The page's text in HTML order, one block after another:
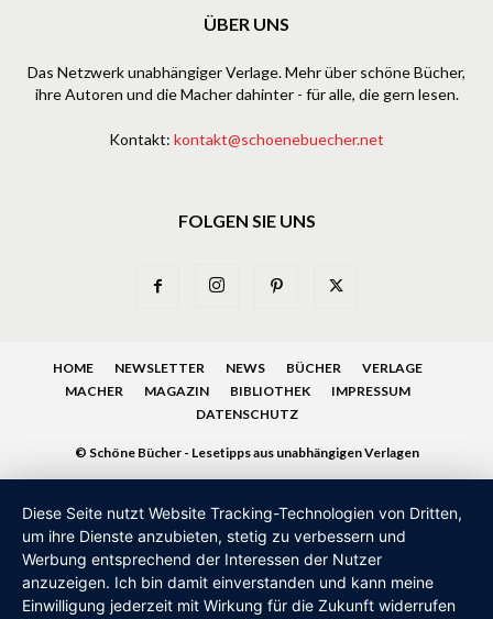
ÜBER UNS
Das Netzwerk unabhängiger Verlage. Mehr über schöne Bücher,
ihre Autoren und die Macher dahinter - für alle, die gern lesen.
Kontakt: kontakt@schoenebuecher.net
FOLGEN SIE UNS
HOME NEWSLETTER NEWS BÜCHER
VERLAGE
MACHER
MAGAZIN BIBLIOTHEK
IMPRESSUM
DATENSCHUTZ
© Schöne Bücher - Lesetipps aus unabhängigen Verlagen
Diese Seite nutzt Website Tracking-Technologien von Dritten,
um ihre Dienste anzubieten, stetig zu verbessern und
Werbung entsprechend der Interessen der Nutzer
anzuzeigen. Ich bin damit einverstanden und kann meine
Einwilligung jederzeit mit Wirkung für die Zukunft widerrufen